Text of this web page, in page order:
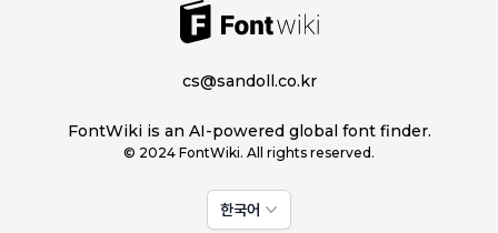
cs@sandoll.co.kr
FontWiki is an AI-powered global font finder.
© 2024 FontWiki. All rights reserved.
한국어